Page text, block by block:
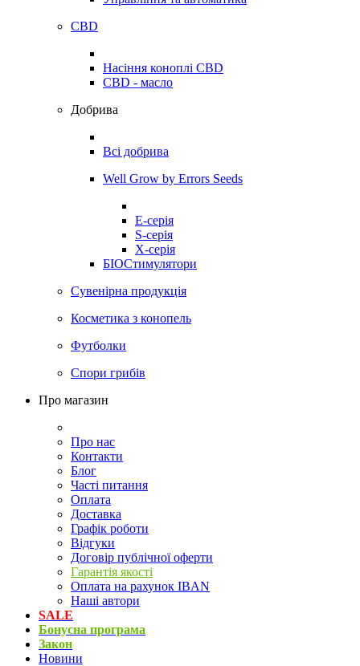
CBD
Насіння коноплі CBD
CBD - масло
Добрива
Всі добрива
Well Grow by Errors Seeds
E-серія
S-серія
X-серія
БІОСтимулятори
Сувенірна продукція
Косметика з конопель
Футболки
Спори грибів
Про магазин
Про нас
Контакти
Блог
Часті питання
Оплата
Доставка
Графік роботи
Відгуки
Договір публічної оферти
Гарантія якості
Оплата на рахунок IBAN
Наші автори
SALE
Бонусна програма
Закон
Новини